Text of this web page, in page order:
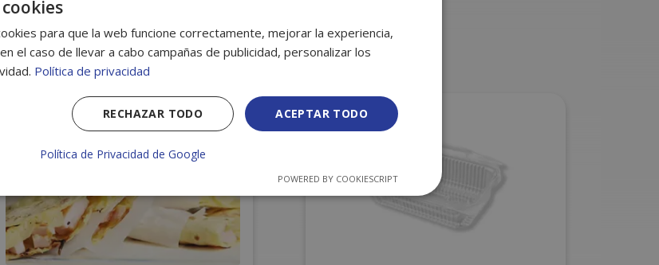
para que la web funcione correctamente, mejorar la experiencia,
el caso de llevar a cabo campañas de publicidad, personalizar los
Política de privacidad
ACEPTAR TODO
RECHAZAR TODO
Política de Privacidad de Google
POWERED BY COOKIESCRIPT